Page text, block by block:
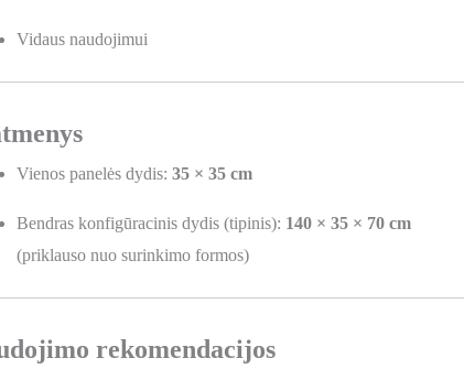
Vidaus naudojimui
Vienos panelės dydis: 35 × 35 cm
Bendras konfigūracinis dydis (tipinis): 140 × 35 × 70 cm
(priklauso nuo surinkimo formos)
rekomendacijos